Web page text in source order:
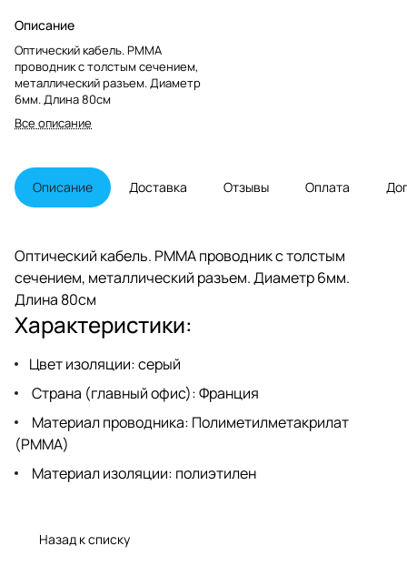
Описание
Оптический кабель. PMMA
проводник с толстым сечением,
металлический разъем. Диаметр
6мм. Длина 80см
Все описание
Описание Доставка Отзывы Оплата
Оптический кабель. PMMA проводник с толстым
сечением, металлический разъем. Диаметр 6мм.
Длина 80см
Характеристики:
Цвет изоляции: серый
Страна (главный офис): Франция
Материал проводника: Полиметилметакрилат
(PMMA)
Материал изоляции: полиэтилен
Назад к списку